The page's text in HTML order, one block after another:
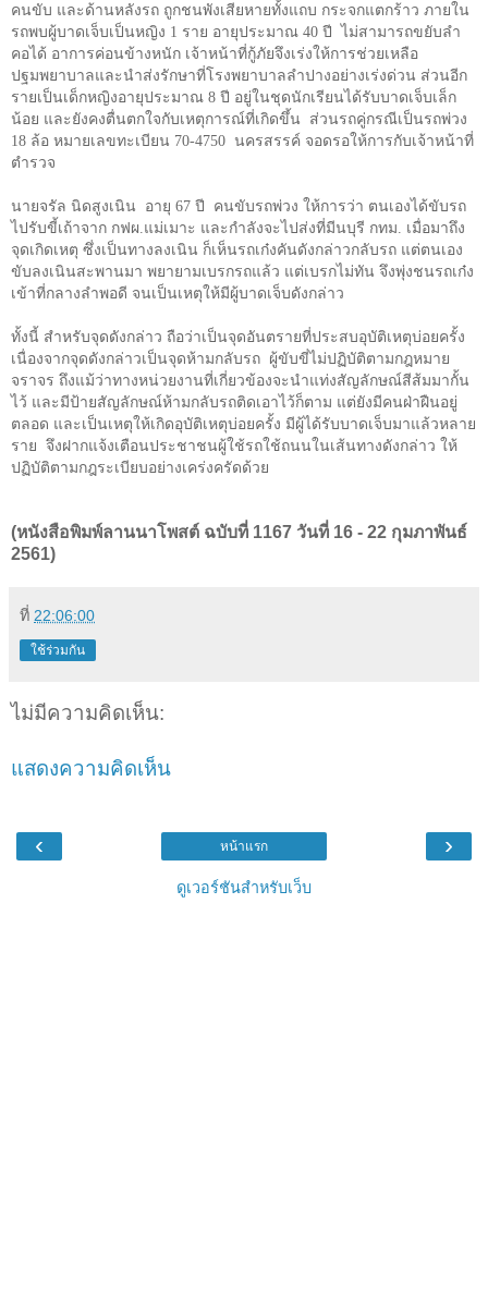
คนขับ และด้านหลังรถ ถูกชนพังเสียหายทั้งแถบ กระจกแตกร้าว ภายใน
รถพบผู้บาดเจ็บเป็นหญิง 1 ราย อายุประมาณ 40 ปี
ไม่สามารถขยับลำ
คอได้ อาการค่อนข้างหนัก เจ้าหน้าที่กู้ภัยจึงเร่งให้การช่วยเหลือ
ปฐมพยาบาลและนำส่งรักษาที่โรงพยาบาลลำปางอย่างเร่งด่วน ส่วนอีก
รายเป็นเด็กหญิงอายุประมาณ 8 ปี อยู่ในชุดนักเรียนได้รับบาดเจ็บเล็ก
น้อย และยังคงตื่นตกใจกับเหตุการณ์ที่เกิดขึ้น
ส่วนรถคู่กรณีเป็นรถพ่วง
18 ล้อ หมายเลขทะเบียน 70-4750 นครสรรค์ จอดรอให้การกับเจ้าหน้าที่
ตำรวจ
นายจรัล นิดสูงเนิน อายุ 67 ปี
คนขับรถพ่วง ให้การว่า ตนเองได้ขับรถ
ไปรับขี้เถ้าจาก กฟผ.แม่เมาะ และกำลังจะไปส่งที่มีนบุรี กทม. เมื่อมาถึง
จุดเกิดเหตุ ซึ่งเป็นทางลงเนิน ก็เห็นรถเก๋งคันดังกล่าวกลับรถ แต่ตนเอง
ขับลงเนินสะพานมา พยายามเบรกรถแล้ว แต่เบรกไม่ทัน จึงพุ่งชนรถเก๋ง
เข้าที่กลางลำพอดี จนเป็นเหตุให้มีผู้บาดเจ็บดังกล่าว
ทั้งนี้ สำหรับจุดดังกล่าว ถือว่าเป็นจุดอันตรายที่ประสบอุบัติเหตุบ่อยครั้ง
เนื่องจากจุดดังกล่าวเป็นจุดห้ามกลับรถ ผู้ขับขี่ไม่ปฏิบัติตามกฎหมาย
จราจร ถึงแม้ว่าทางหน่วยงานที่เกี่ยวข้องจะนำแท่งสัญลักษณ์สีส้มมากั้น
ไว้ และมีป้ายสัญลักษณ์ห้ามกลับรถติดเอาไว้ก็ตาม แต่ยังมีคนฝ่าฝืนอยู่
ตลอด และเป็นเหตุให้เกิดอุบัติเหตุบ่อยครั้ง มีผู้ได้รับบาดเจ็บมาแล้วหลาย
ราย จึงฝากแจ้งเตือนประชาชนผู้ใช้รถใช้ถนนในเส้นทางดังกล่าว ให้
ปฏิบัติตามกฎระเบียบอย่างเคร่งครัดด้วย
(หนังสือพิมพ์ลานนาโพสต์ ฉบับที่ 1167 วันที่ 16 - 22 กุมภาพันธ์
2561)
ที่ 22:06:00
ใช้ร่วมกัน
ไม่มีความคิดเห็น:
แสดงความคิดเห็น
‹ ›
หน้าแรก
ดูเวอร์ชันสำหรับเว็บ